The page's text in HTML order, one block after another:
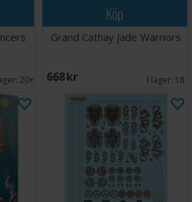
20+
Köp
Grand Cathay Jade Warriors
668 SEK I lager: 18